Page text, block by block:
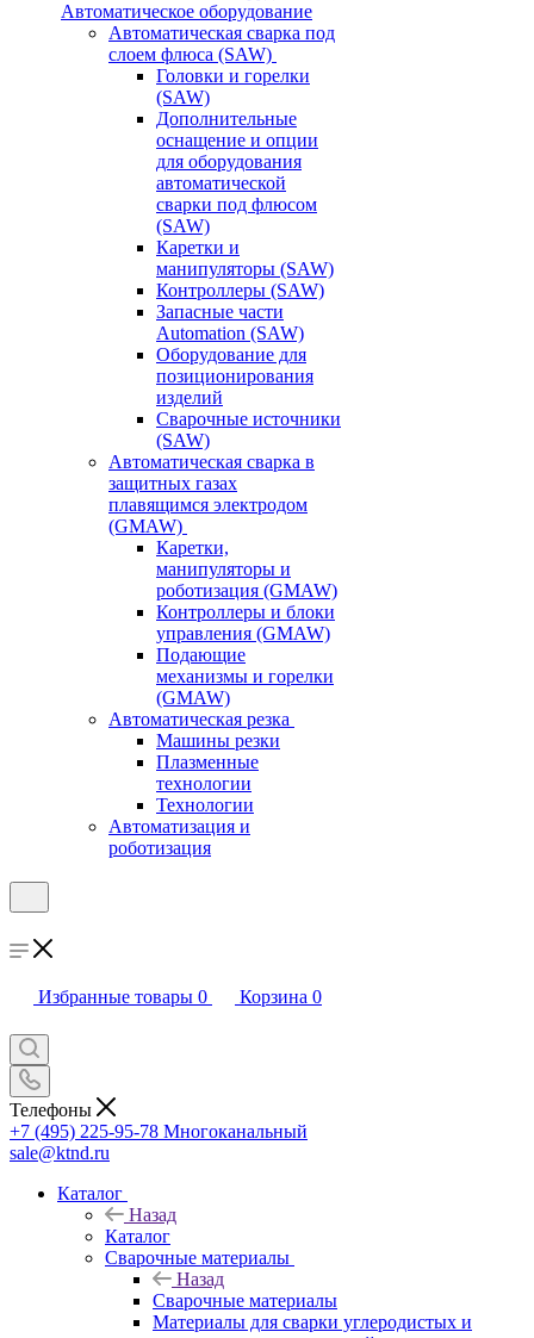
Автоматическое оборудование
Автоматическая сварка под
слоем флюса (SAW)
Головки и горелки
(SAW)
Дополнительные
оснащение и опции
для оборудования
автоматической
сварки под флюсом
(SAW)
Каретки и
манипуляторы (SAW)
Контроллеры (SAW)
Запасные части
Automation (SAW)
Оборудование для
позиционирования
изделий
Сварочные источники
(SAW)
Автоматическая сварка в
защитных газах
плавящимся электродом
(GMAW)
Каретки,
манипуляторы и
роботизация (GMAW)
Контроллеры и блоки
управления (GMAW)
Подающие
механизмы и горелки
(GMAW)
Автоматическая резка
Машины резки
Плазменные
технологии
Технологии
Автоматизация и
роботизация
Избранные товары 0 Корзина 0
Телефоны
+7 (495) 225-95-78 Многоканальный
sale@ktnd.ru
Каталог
Назад
Каталог
Сварочные материалы
Назад
Сварочные материалы
Материалы для сварки углеродистых и